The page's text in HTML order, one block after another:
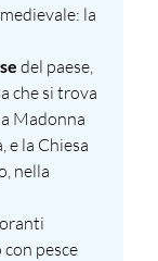
la
del paese,
che si trova
Madonna
e la Chiesa
nella
pesce